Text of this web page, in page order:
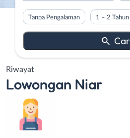
Tanpa Pengalaman 1 – 2 Tahun
Riwayat
Lowongan Niar